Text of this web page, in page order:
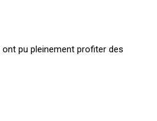
pu pleinement profiter des